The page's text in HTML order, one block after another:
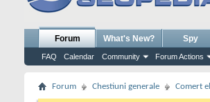
Forum
FAQ Calendar Community Forum Actions
What's New? Spy
Forum Chestiuni generale Comert